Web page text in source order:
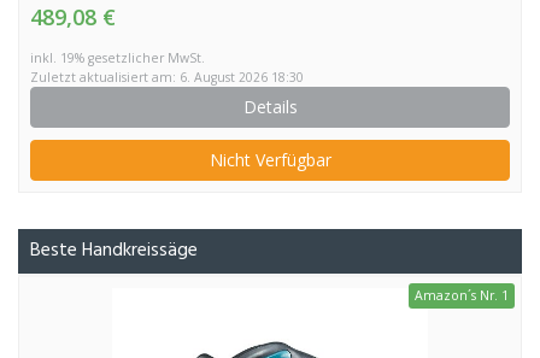
489,08 €
inkl. 19% gesetzlicher MwSt.
Zuletzt aktualisiert am: 6. August 2026 18:30
Details
Nicht Verfügbar
Beste Handkreissäge
Amazon´s Nr. 1